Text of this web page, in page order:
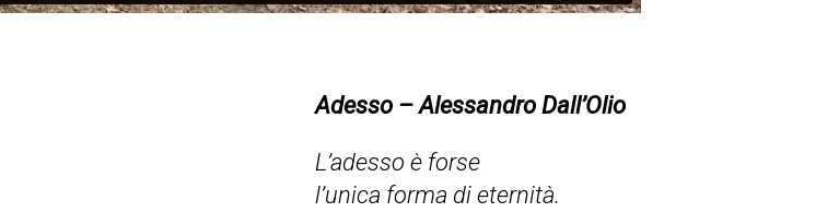
Adesso –Alessandro Dall’Olio
L’adesso è forse
l’unica forma di eternità.